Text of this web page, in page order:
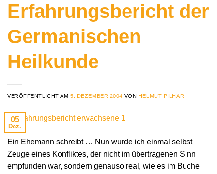
Erfahrungsbericht der
Germanischen
Heilkunde
VERÖFFENTLICHT AM5. DEZEMBER 2004 VON HELMUT PILHAR
05
Dez.
Ein Ehemann schreibt … Nun wurde ich einmal selbst
Zeuge eines Konfliktes, der nicht im übertragenen Sinn
empfunden war, sondern genauso real, wie es im Buche